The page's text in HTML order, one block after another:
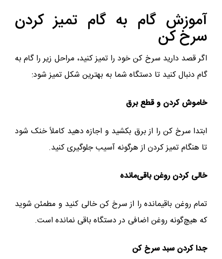
آموزش گام به گام تمیز کردن
سرخ کن
اگر قصد دارید سرخ کن خود را تمیز کنید، مراحل زیر را گام به
گام دنبال کنید تا دستگاه شما به بهترین شکل تمیز شود:
خاموش کردن و قطع برق
ابتدا سرخ کن را از برق بکشید و اجازه دهید کاملاً خنک شود
تا هنگام تمیز کردن از هرگونه آسیب جلوگیری کنید.
خالی کردن روغن باقی‌مانده
تمام روغن باقیمانده را از سرخ کن خالی کنید و مطمئن شوید
که هیچ‌گونه روغن اضافی در دستگاه باقی نمانده است.
جدا کردن سبد سرخ کن